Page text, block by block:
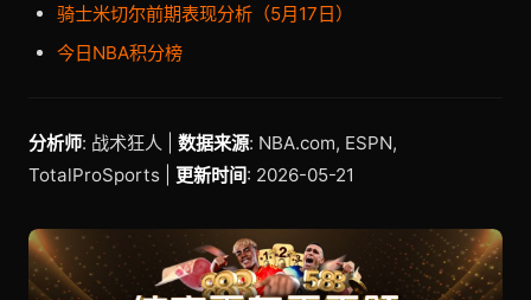
骑士米切尔前期表现分析（5月17日）
今日NBA积分榜
分析师: 战术狂人 | 数据来源: NBA.com, ESPN,
TotalProSports | 更新时间: 2026-05-21